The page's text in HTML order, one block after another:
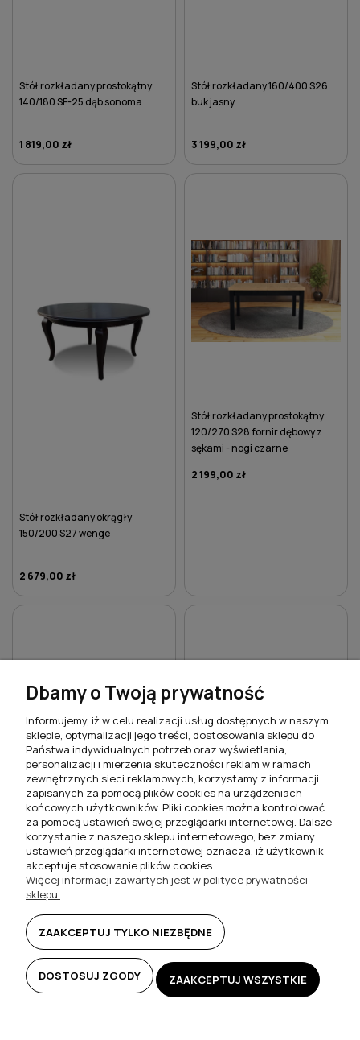
Stół rozkładany prostokątny
140/180 SF-25 dąb sonoma
1 819,00 zł
Stół rozkładany 160/400 S26
buk jasny
3 199,00 zł
Stół rozkładany okrągły
150/200 S27 wenge
2 679,00 zł
Stół rozkładany prostokątny
120/270 S28 fornir dębowy z
sękami - nogi czarne
2 199,00 zł
Stół rozkładany okrągły
100/200 S29-L dąb artisan
1 849,00 zł
100/200 S29-L dąb craft złoty
DO KOSZYKA
Dbamy o Twoją prywatność
Informujemy, iż w celu realizacji usług dostępnych w naszym
sklepie, optymalizacji jego treści, dostosowania sklepu do
Państwa indywidualnych potrzeb oraz wyświetlania,
personalizacji i mierzenia skuteczności reklam w ramach
zewnętrznych sieci reklamowych, korzystamy z informacji
zapisanych za pomocą plików cookies na urządzeniach
końcowych użytkowników. Pliki cookies można kontrolować
za pomocą ustawień swojej przeglądarki internetowej. Dalsze
korzystanie z naszego sklepu internetowego, bez zmiany
ustawień przeglądarki internetowej oznacza, iż użytkownik
akceptuje stosowanie plików cookies.
Więcej informacji zawartych jest w polityce prywatności
sklepu.
ZAAKCEPTUJ TYLKO NIEZBĘDNE
DOSTOSUJ ZGODY ZAAKCEPTUJ WSZYSTKIE